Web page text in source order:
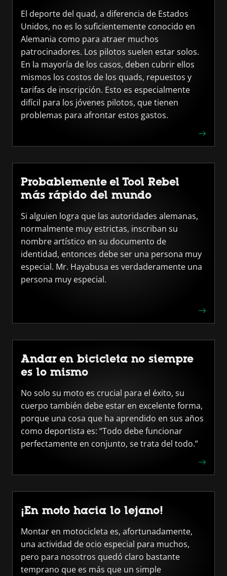
El deporte del quad, a diferencia de Estados
Unidos, no es lo suficientemente conocido en
Alemania como para atraer muchos
patrocinadores. Los pilotos suelen estar solos.
En la mayoría de los casos, deben cubrir ellos
mismos los costos de los quads, repuestos y
tarifas de inscripción. Esto es especialmente
difícil para los jóvenes pilotos, que tienen
problemas para afrontar estos gastos.
Probablemente el Tool Rebel
más rápido del mundo
Si alguien logra que las autoridades alemanas,
normalmente muy estrictas, inscriban su
nombre artístico en su documento de
identidad, entonces debe ser una persona muy
especial. Mr. Hayabusa es verdaderamente una
persona muy especial.
Andar en bicicleta no siempre
es lo mismo
No solo su moto es crucial para el éxito, su
cuerpo también debe estar en excelente forma,
porque una cosa que ha aprendido en sus años
como deportista es: “Todo debe funcionar
perfectamente en conjunto, se trata del todo.”
¡En moto hacia lo lejano!
Montar en motocicleta es, afortunadamente,
una actividad de ocio especial para muchos,
pero para nosotros quedó claro bastante
temprano que es más que un simple